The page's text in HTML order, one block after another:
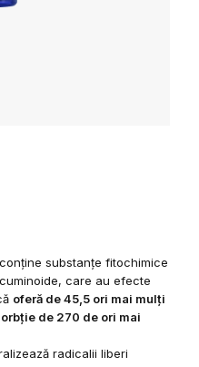
substanțe fitochimice
care au efecte
oferă de 45,5 ori mai mulți
de 270 de ori mai
radicalii liberi